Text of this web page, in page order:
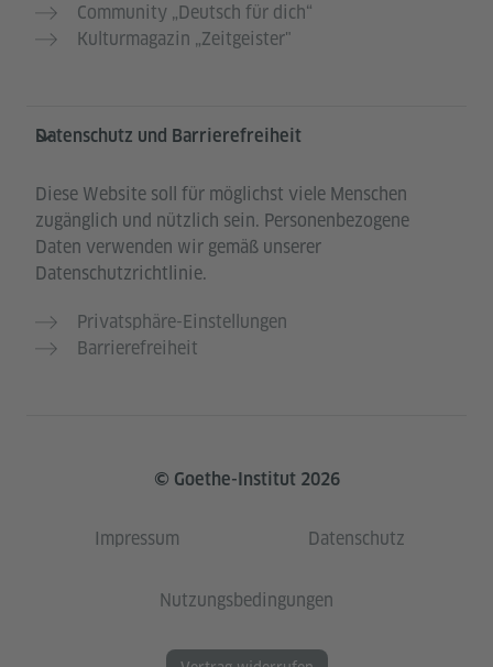
Community „Deutsch für dich“
Kulturmagazin „Zeitgeister"
Datenschutz und Barrierefreiheit
Diese Website soll für möglichst viele Menschen
zugänglich und nützlich sein. Personenbezogene
Daten verwenden wir gemäß unserer
Datenschutzrichtlinie.
Privatsphäre-Einstellungen
Barrierefreiheit
© Goethe-Institut 2026
Impressum Datenschutz
Nutzungsbedingungen